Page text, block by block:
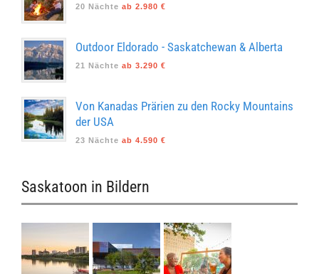
20 Nächte ab 2.980 €
Outdoor Eldorado - Saskatchewan & Alberta
21 Nächte ab 3.290 €
Von Kanadas Prärien zu den Rocky Mountains
der USA
23 Nächte ab 4.590 €
Saskatoon in Bildern